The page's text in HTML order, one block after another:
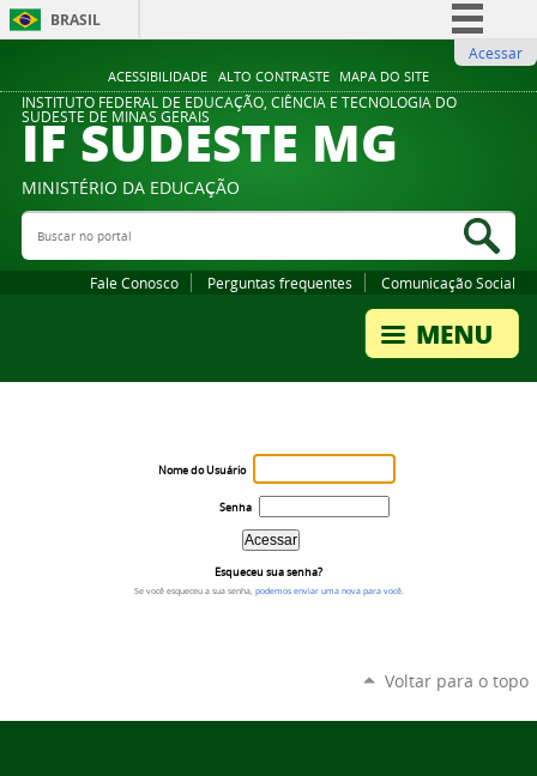
ACESSIBILIDADE ALTO CONTRASTE MAPA DO SITE
BRASIL
Comunica BR
Participe
Legislação
Acessar
INSTITUTO FEDERAL DE EDUCAÇÃO, CIÊNCIA E TECNOLOGIA DO
SUDESTE DE MINAS GERAIS
IF SUDESTE MG
MINISTÉRIO DA EDUCAÇÃO
Buscar no portal
Fale Conosco Perguntas frequentes Comunicação Social
Nome do Usuário
Senha
Esqueceu sua senha?
Se você esqueceu a sua senha, podemos enviar uma nova para você.
Voltar para o topo